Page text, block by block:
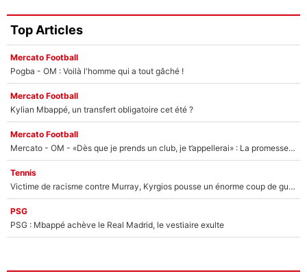
Top Articles
Mercato Football
Pogba - OM : Voilà l'homme qui a tout gâché !
Mercato Football
Kylian Mbappé, un transfert obligatoire cet été ?
Mercato Football
Mercato - OM - «Dès que je prends un club, je t’appellerai» : La promesse de Marcelino au moment de claquer la porte
Tennis
Victime de racisme contre Murray, Kyrgios pousse un énorme coup de gueule !
PSG
PSG : Mbappé achève le Real Madrid, le vestiaire exulte